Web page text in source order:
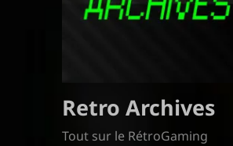
Retro Archives
Tout sur le RétroGaming